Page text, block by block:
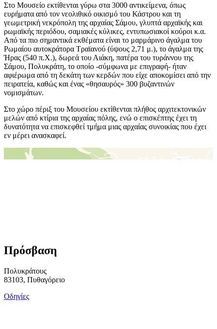
Στο Μουσείο εκτίθενται γύρω στα 3000 αντικείμενα, όπως
ευρήματα από τον νεολιθικό οικισμό του Κάστρου και τη
γεωμετρική νεκρόπολη της αρχαίας Σάμου, γλυπτά αρχαϊκής και
ρωμαϊκής περιόδου, σαμιακές κύλικες, εντυπωσιακοί κούροι κ.α.
Από τα πιο σημαντικά εκθέματα είναι το μαρμάρινο άγαλμα του
Ρωμαίου αυτοκράτορα Τραϊανού (ύψους 2,71 μ.), το άγαλμα της
Ήρας (540 π.Χ.), δωρεά του Αιάκη, πατέρα του τυράννου της
Σάμου, Πολυκράτη, το οποίο -σύμφωνα με επιγραφή- ήταν
αφιέρωμα από τη δεκάτη των κερδών που είχε αποκομίσει από την
πειρατεία, καθώς και ένας «θησαυρός» 300 βυζαντινών
νομισμάτων.
Στο χώρο πέριξ του Μουσείου εκτίθενται πλήθος αρχιτεκτονικών
μελών από κτίρια της αρχαίας πόλης, ενώ ο επισκέπτης έχει τη
δυνατότητα να επισκεφθεί τμήμα μιας αρχαίας συνοικίας που έχει
εν μέρει ανασκαφεί.
－
Πρόσβαση
Πολυκράτους
83103, Πυθαγόρειο
Οδηγίες